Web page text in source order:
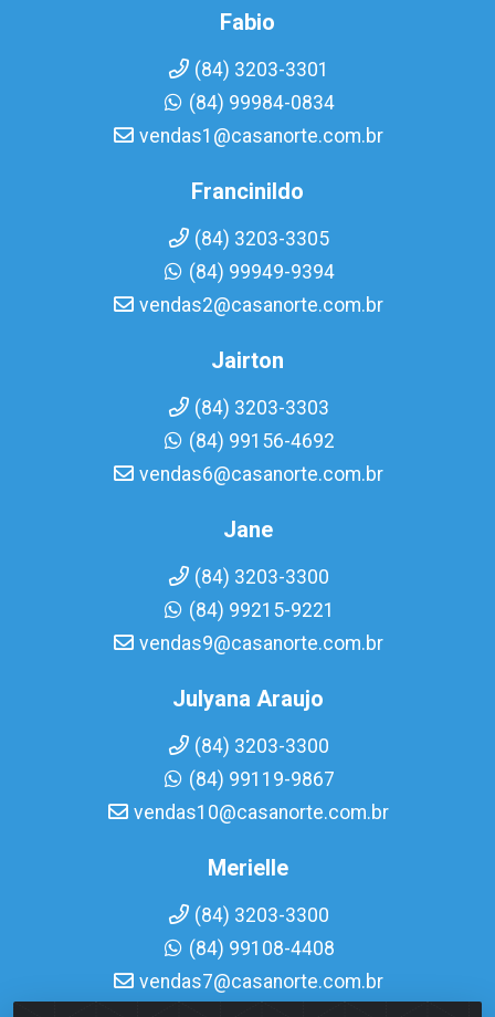
Fabio
(84) 3203-3301
(84) 99984-0834
vendas1@casanorte.com.br
Francinildo
(84) 3203-3305
(84) 99949-9394
vendas2@casanorte.com.br
Jairton
(84) 3203-3303
(84) 99156-4692
vendas6@casanorte.com.br
Jane
(84) 3203-3300
(84) 99215-9221
vendas9@casanorte.com.br
Julyana Araujo
(84) 3203-3300
(84) 99119-9867
vendas10@casanorte.com.br
Merielle
(84) 3203-3300
(84) 99108-4408
vendas7@casanorte.com.br